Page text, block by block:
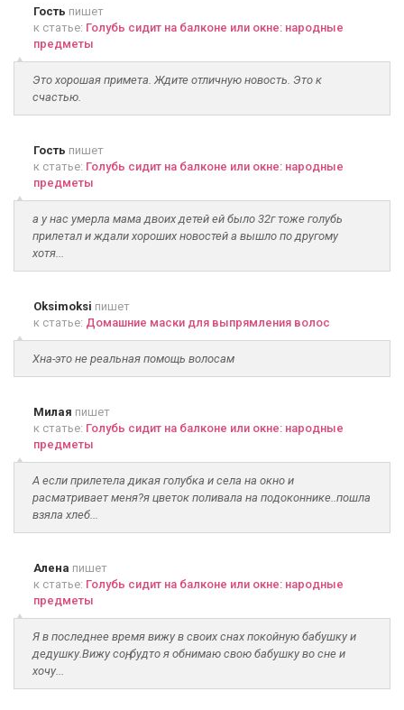
Гость пишет
к статье: Голубь сидит на балконе или окне: народные
предметы
Это хорошая примета. Ждите отличную новость. Это к
счастью.
Гость пишет
к статье: Голубь сидит на балконе или окне: народные
предметы
а у нас умерла мама двоих детей ей было 32г тоже голубь
прилетал и ждали хороших новостей а вышло по другому
хотя...
Oksimoksi пишет
к статье: Домашние маски для выпрямления волос
Хна-это не реальная помощь волосам
Милая пишет
к статье: Голубь сидит на балконе или окне: народные
предметы
А если прилетела дикая голубка и села на окно и
расматривает меня?я цветок поливала на подоконнике..пошла
взяла хлеб...
Алена пишет
к статье: Голубь сидит на балконе или окне: народные
предметы
Я в последнее время вижу в своих снах покойную бабушку и
дедушку.Вижу соң, будто я обнимаю свою бабушку во сне и
хочу...